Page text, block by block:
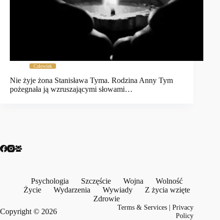
Człowiek
Nie żyje żona Stanisława Tyma. Rodzina Anny Tym
pożegnała ją wzruszającymi słowami…
Psychologia Szczęście Wojna
Wolność
Życie
Wydarzenia Wywiady
Z życia wzięte
Zdrowie
Copyright © 2026
Terms & Services |Privacy
Policy